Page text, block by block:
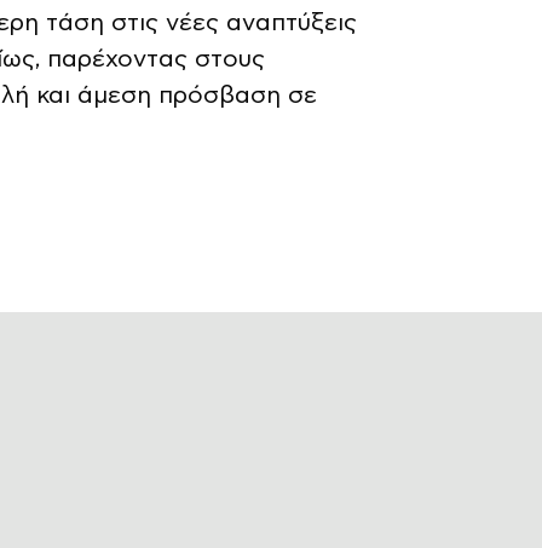
τάση στις νέες αναπτύξεις
παρέχοντας στους
και άμεση πρόσβαση σε